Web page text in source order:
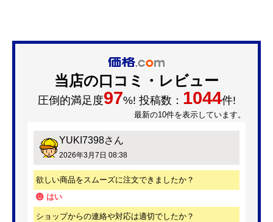
当店の口コミ・レビュー
圧倒的満足度97%! 投稿数： 1044件!
最新の10件を表示しています。
YUKI7398さん
2026年3月7日 08:38
欲しい商品をスムーズに注文できましたか？
はい
ショップからの連絡や対応は適切でしたか？